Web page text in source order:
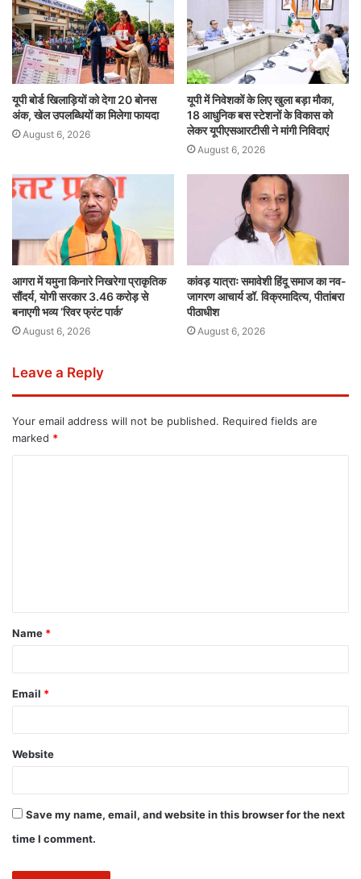
यूपी बोर्ड खिलाड़ियों को देगा 20 बोनस
अंक, खेल उपलब्धियों का मिलेगा फायदा
August 6, 2026
यूपी में निवेशकों के लिए खुला बड़ा मौका,
18 आधुनिक बस स्टेशनों के विकास को
लेकर यूपीएसआरटीसी ने मांगी निविदाएं
August 6, 2026
आगरा में यमुना किनारे निखरेगा प्राकृतिक
सौंदर्य, योगी सरकार 3.46 करोड़ से
बनाएगी भव्य ‘रिवर फ्रंट पार्क’
August 6, 2026
कांवड़ यात्राः समावेशी हिंदू समाज का नव-
जागरण आचार्य डॉ. विक्रमादित्य, पीतांबरा
पीठाधीश
August 6, 2026
Leave a Reply
Your email address will not be published. Required fields are
marked *
Name *
Email *
Website
Save my name, email, and website in this browser for the next
time I comment.